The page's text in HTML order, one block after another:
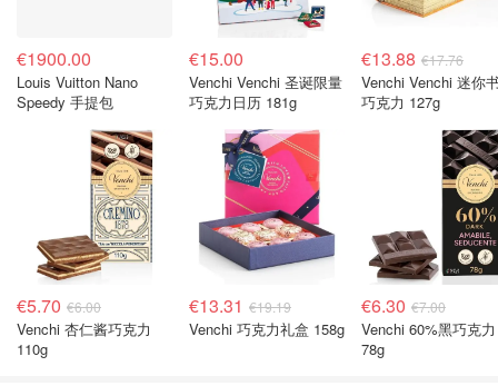
€1900.00
Louis Vuitton Nano
Speedy 手提包
€15.00
Venchi Venchi 圣诞限量
巧克力日历 181g
€13.88 €17.76
Venchi Venchi 迷你
巧克力 127g
€5.70 €6.00
Venchi 杏仁酱巧克力
110g
€13.31 €19.19
Venchi 巧克力礼盒 158g
€6.30 €7.00
Venchi 60%黑巧克力
78g